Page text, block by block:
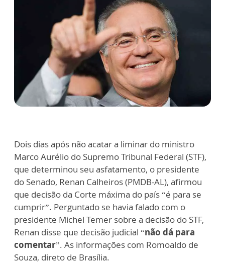
Dois dias após não acatar a liminar do ministro
Marco Aurélio do Supremo Tribunal Federal (STF),
que determinou seu asfatamento, o presidente
do Senado, Renan Calheiros (PMDB-AL), afirmou
que decisão da Corte máxima do país “é para se
cumprir”. Perguntado se havia falado com o
presidente Michel Temer sobre a decisão do STF,
Renan disse que decisão judicial “não dá para
comentar”. As informações com Romoaldo de
Souza, direto de Brasília.